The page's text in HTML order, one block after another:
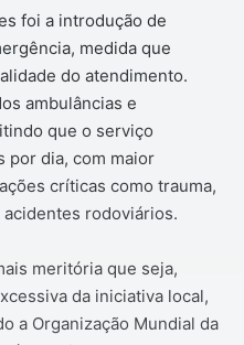
foi a introdução de
medida que
do atendimento.
ambulâncias e
que o serviço
por dia, com maior
críticas como trauma,
rodoviários.
meritória que seja,
da iniciativa local,
a Organização Mundial da